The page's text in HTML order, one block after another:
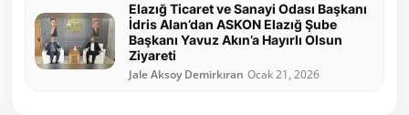
Elazığ Ticaret ve Sanayi Odası Başkanı
İdris Alan’dan ASKON Elazığ Şube
Başkanı Yavuz Akın’a Hayırlı Olsun
Ziyareti
Jale Aksoy Demirkıran Ocak 21, 2026